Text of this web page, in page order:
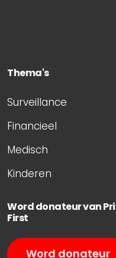
Thema's
Surveillance
Financieel
Medisch
Kinderen
Word donateur van
First
Word donateur